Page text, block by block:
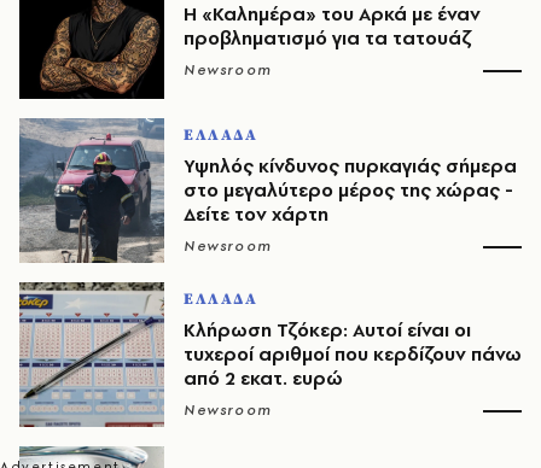
Η «Καλημέρα» του Αρκά με έναν
προβληματισμό για τα τατουάζ
Newsroom
ΕΛΛΑΔΑ
Υψηλός κίνδυνος πυρκαγιάς σήμερα
στο μεγαλύτερο μέρος της χώρας -
Δείτε τον χάρτη
Newsroom
ΕΛΛΑΔΑ
Κλήρωση Τζόκερ: Αυτοί είναι οι
τυχεροί αριθμοί που κερδίζουν πάνω
από 2 εκατ. ευρώ
Newsroom